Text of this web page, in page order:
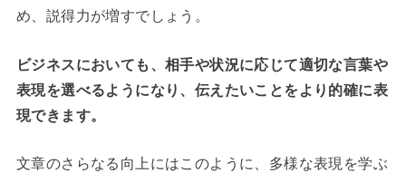
め、説得力が増すでしょう。
ビジネスにおいても、相手や状況に応じて適切な言葉や
表現を選べるようになり、 伝えたいことをより的確に表
現できます。
文章のさらなる向上にはこのように、多様な表現を学ぶ